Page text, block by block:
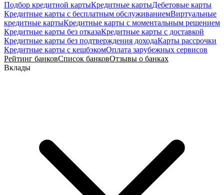
Подбор кредитной картыКредитные картыДебетовые карты
Кредитные карты с бесплатным обслуживаниемВиртуальные
кредитные картыКредитные карты с моментальным решением
Кредитные карты без отказаКредитные карты с доставкой
Кредитные карты без подтверждения доходаКарты рассрочки
Кредитные карты с кешбэкомОплата зарубежных сервисов
Рейтинг банковСписок банковОтзывы о банках
Вклады